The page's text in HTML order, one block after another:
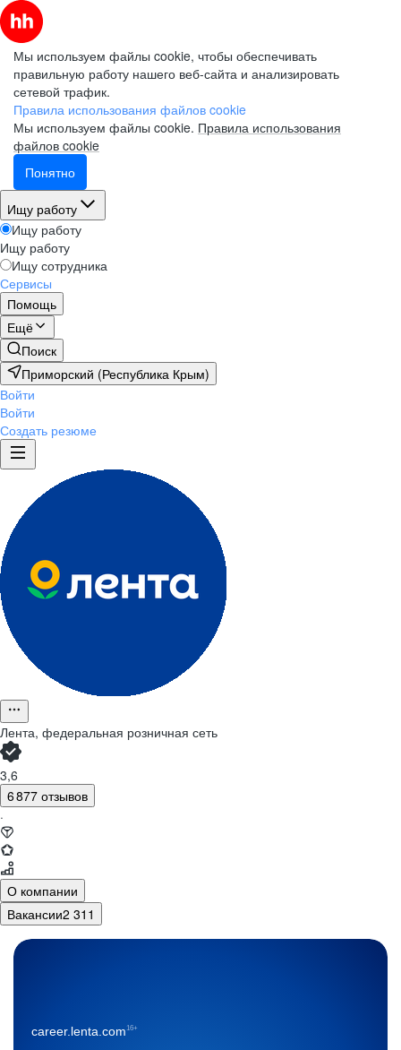
Мы используем файлы cookie, чтобы обеспечивать
правильную работу нашего веб-сайта и анализировать
сетевой трафик.
Правила использования файлов cookie
Мы используем файлы cookie. Правила использования
файлов cookie
Понятно
Ищу работу
Ищу работу
Ищу работу
Ищу сотрудника
Сервисы
Помощь
Ещё
Поиск
Приморский (Республика Крым)
Войти
Войти
Создать резюме
Лента, федеральная розничная сеть
3,6
6 877 отзывов
·
О компании
Вакансии2 311
career.lenta.com16+